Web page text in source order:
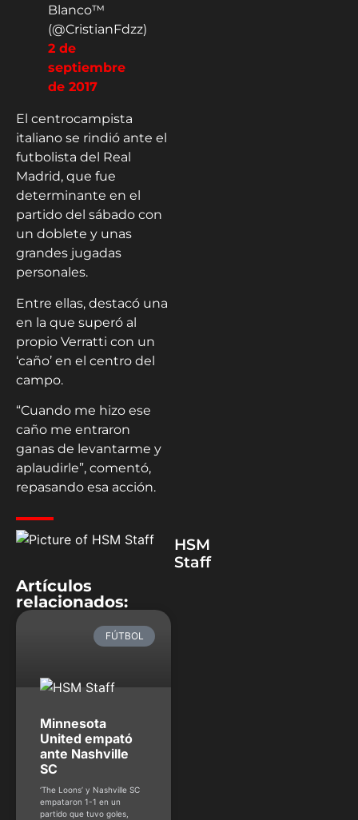
Blanco™
(@CristianFdzz)
2 de
septiembre
de 2017
El centrocampista
italiano se rindió ante el
futbolista del Real
Madrid, que fue
determinante en el
partido del sábado con
un doblete y unas
grandes jugadas
personales.
Entre ellas, destacó una
en la que superó al
propio Verratti con un
‘caño’ en el centro del
campo.
“Cuando me hizo ese
caño me entraron
ganas de levantarme y
aplaudirle”, comentó,
repasando esa acción.
HSM
Staff
Artículos
relacionados:
FÚTBOL
Minnesota
United empató
ante Nashville
SC
‘The Loons’ y Nashville SC
empataron 1-1 en un
partido que tuvo goles,